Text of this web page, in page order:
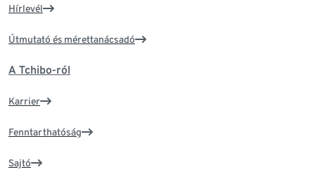
Hírlevél
Útmutató és mérettanácsadó
A Tchibo-ról
Karrier
Fenntarthatóság
Sajtó